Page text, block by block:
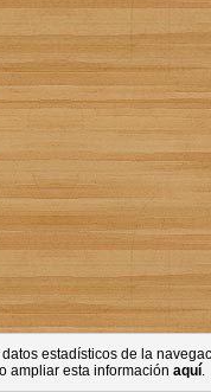
estadísticos de la
ampliar esta información aquí.